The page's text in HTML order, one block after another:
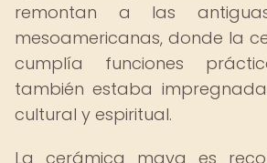
remontan a las antiguas
mesoamericanas, donde la
cumplía funciones
también estaba
cultural y espiritual.
La cerámica maya es